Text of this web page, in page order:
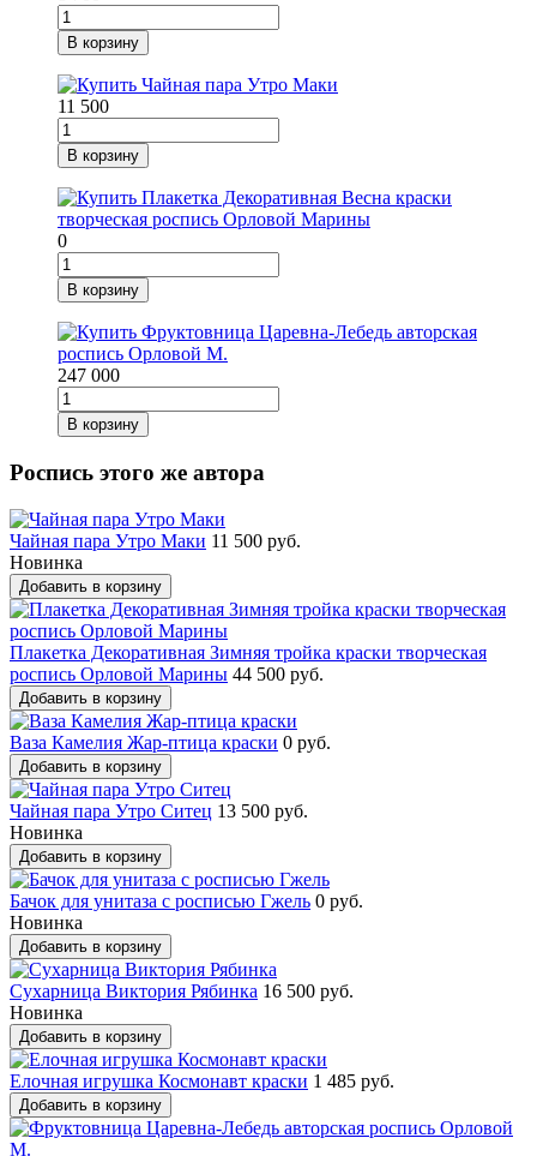
В корзину
11 500
В корзину
0
В корзину
247 000
В корзину
Роспись этого же автора
Чайная пара Утро Маки 11 500 руб.
Новинка
Добавить в корзину
Плакетка Декоративная Зимняя тройка краски творческая
роспись Орловой Марины 44 500 руб.
Добавить в корзину
Ваза Камелия Жар-птица краски 0 руб.
Добавить в корзину
Чайная пара Утро Ситец 13 500 руб.
Новинка
Добавить в корзину
Бачок для унитаза с росписью Гжель 0 руб.
Новинка
Добавить в корзину
Сухарница Виктория Рябинка 16 500 руб.
Новинка
Добавить в корзину
Елочная игрушка Космонавт краски 1 485 руб.
Добавить в корзину